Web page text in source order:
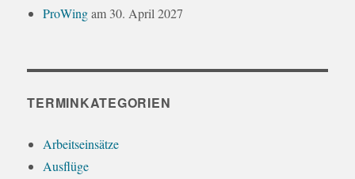
ProWingam 30. April 2027
TERMINKATEGORIEN
Arbeitseinsätze
Ausflüge